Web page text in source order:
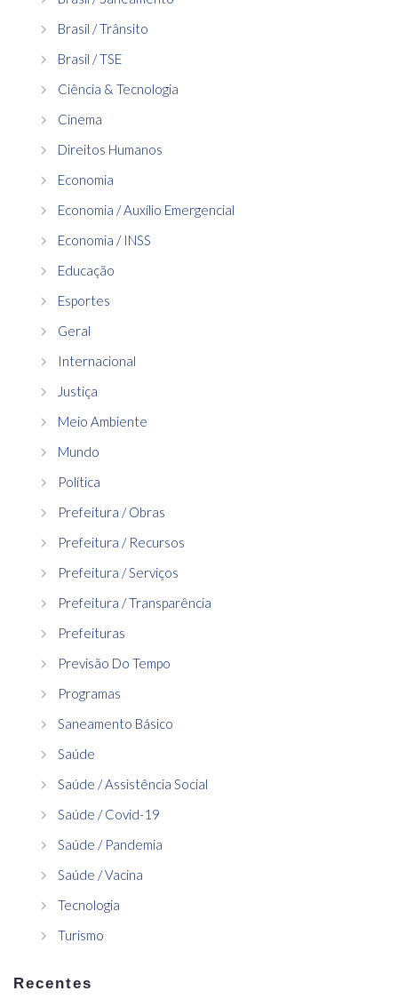
Brasil / Trânsito
Brasil / TSE
Ciência & Tecnologia
Cinema
Direitos Humanos
Economia
Economia / Auxílio Emergencial
Economia / INSS
Educação
Esportes
Geral
Internacional
Justiça
Meio Ambiente
Mundo
Política
Prefeitura / Obras
Prefeitura / Recursos
Prefeitura / Serviços
Prefeitura / Transparência
Prefeituras
Previsão Do Tempo
Programas
Saneamento Básico
Saúde
Saúde / Assistência Social
Saúde / Covid-19
Saúde / Pandemia
Saúde / Vacina
Tecnologia
Turismo
Recentes